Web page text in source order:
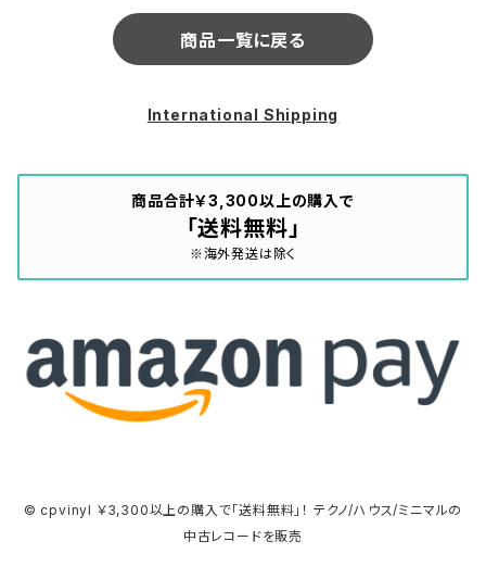
商品一覧に戻る
International Shipping
商品合計￥3,300以上の購入で
「送料無料」
※海外発送は除く
© cpvinyl ￥3,300以上の購入で「送料無料」！ テクノ/ハウス/ミニマルの
中古レコードを販売